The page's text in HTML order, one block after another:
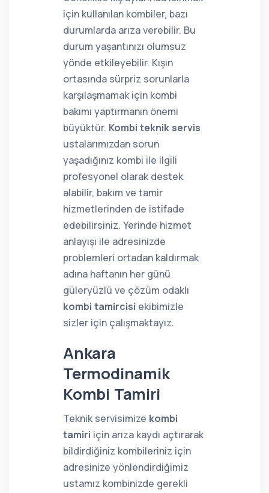
için kullanılan kombiler, bazı
durumlarda arıza verebilir. Bu
durum yaşantınızı olumsuz
yönde etkileyebilir. Kışın
ortasında sürpriz sorunlarla
karşılaşmamak için kombi
bakımı yaptırmanın önemi
büyüktür. Kombi teknik servis
ustalarımızdan sorun
yaşadığınız kombi ile ilgili
profesyonel olarak destek
alabilir, bakım ve tamir
hizmetlerinden de istifade
edebilirsiniz. Yerinde hizmet
anlayışı ile adresinizde
problemleri ortadan kaldırmak
adına haftanın her günü
güleryüzlü ve çözüm odaklı
kombi tamircisi ekibimizle
sizler için çalışmaktayız.
Ankara
Termodinamik
Kombi Tamiri
Teknik servisimize kombi
tamiri için arıza kaydı açtırarak
bildirdiğiniz kombileriniz için
adresinize yönlendirdiğimiz
ustamız kombinizde gerekli